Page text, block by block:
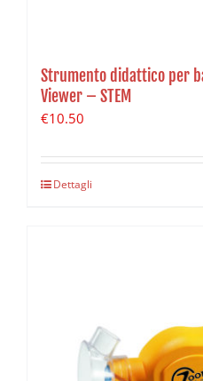
Strumento didattico per
Viewer – STEM
€10.50
Dettagli